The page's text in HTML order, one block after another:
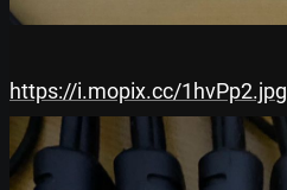
https://i.mopix.cc/1hvPp2.jpg